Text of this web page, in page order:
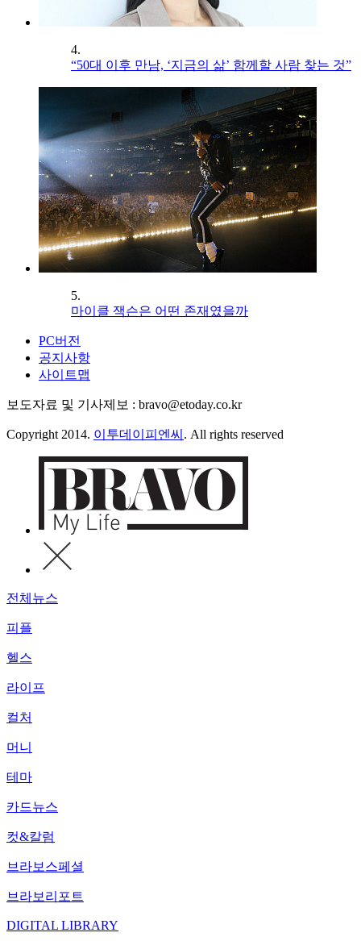
4.
“50대 이후 만남, ‘지금의 삶’ 함께할 사람 찾는 것”
5.
마이클 잭슨은 어떤 존재였을까
PC버전
공지사항
사이트맵
보도자료 및 기사제보 : bravo@etoday.co.kr
Copyright 2014. 이투데이피엔씨 . All rights reserved
전체뉴스
피플
헬스
라이프
컬처
머니
테마
카드뉴스
컷&칼럼
브라보스페셜
브라보리포트
DIGITAL LIBRARY